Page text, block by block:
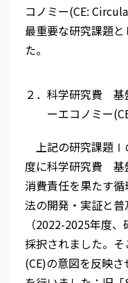
コノミー(CE:
最重要な研究課題
た。
２．科学研究費 基
ーエコノミー
上記の研究課題Ⅰ
度に科学研究費 基
消費責任を果たす
法の開発・実証と普
（2022-2025年度
採択されました。
(CE)の意図を反映